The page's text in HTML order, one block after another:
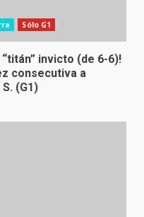
Sólo G1
“titán” invicto (de 6-6)!
consecutiva a
(G1)